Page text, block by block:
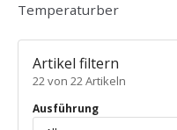
Temperaturber
Artikel filtern
22 von 22 Artikeln
Ausführung